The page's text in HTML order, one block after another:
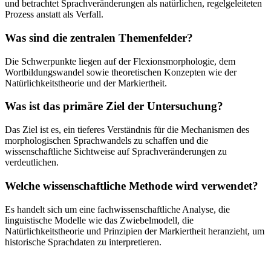
und betrachtet Sprachveränderungen als natürlichen, regelgeleiteten
Prozess anstatt als Verfall.
Was sind die zentralen Themenfelder?
Die Schwerpunkte liegen auf der Flexionsmorphologie, dem
Wortbildungswandel sowie theoretischen Konzepten wie der
Natürlichkeitstheorie und der Markiertheit.
Was ist das primäre Ziel der Untersuchung?
Das Ziel ist es, ein tieferes Verständnis für die Mechanismen des
morphologischen Sprachwandels zu schaffen und die
wissenschaftliche Sichtweise auf Sprachveränderungen zu
verdeutlichen.
Welche wissenschaftliche Methode wird verwendet?
Es handelt sich um eine fachwissenschaftliche Analyse, die
linguistische Modelle wie das Zwiebelmodell, die
Natürlichkeitstheorie und Prinzipien der Markiertheit heranzieht, um
historische Sprachdaten zu interpretieren.